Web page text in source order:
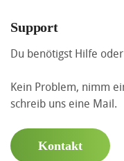
Support
Du benötigst Hilfe
Kein Problem, nimm
schreib uns eine Mail.
Kontakt